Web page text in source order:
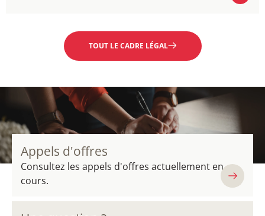
TOUT LE CADRE LÉGAL
Appels d'offres
Consultez les appels d'offres actuellement en
cours.